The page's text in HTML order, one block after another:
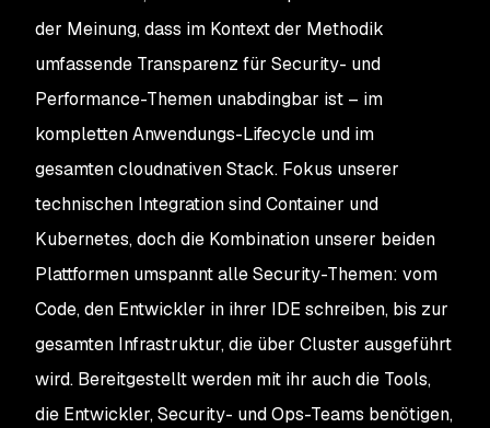
der Meinung, dass im Kontext der Methodik
umfassende Transparenz für Security- und
Performance-Themen unabdingbar ist – im
kompletten Anwendungs-Lifecycle und im
gesamten cloudnativen Stack. Fokus unserer
technischen Integration sind Container und
Kubernetes, doch die Kombination unserer beiden
Plattformen umspannt alle Security-Themen: vom
Code, den Entwickler in ihrer IDE schreiben, bis zur
gesamten Infrastruktur, die über Cluster ausgeführt
wird. Bereitgestellt werden mit ihr auch die Tools,
die Entwickler, Security- und Ops-Teams benötigen,